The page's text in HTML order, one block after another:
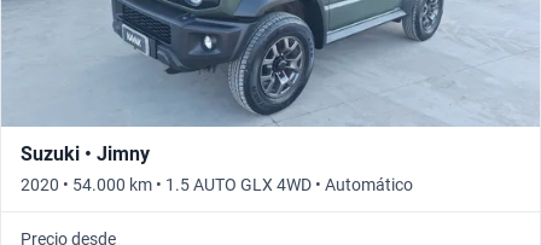
Suzuki • Jimny
2020 • 54.000 km • 1.5 AUTO GLX 4WD • Automático
Precio desde